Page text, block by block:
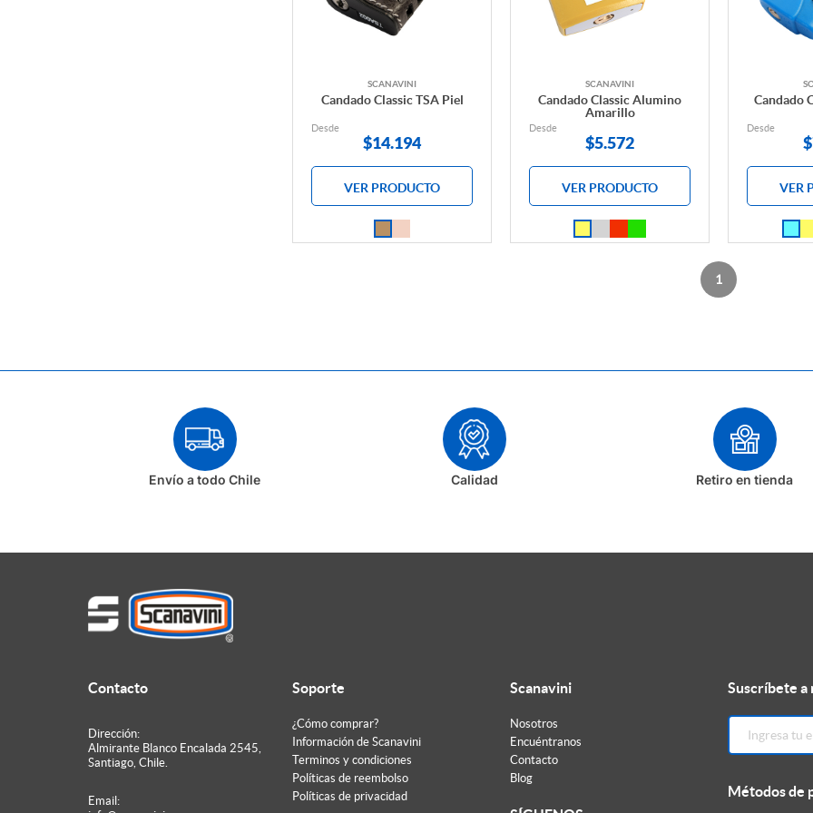
SCANAVINI
Candado Classic TSA Piel
Desde
$14.194
VER PRODUCTO
SCANAVINI
Candado Classic Alumino
Amarillo
Desde
$5.572
VER PRODUCTO
Candado
Desde
$
VER
1
Envío a todo Chile Calidad Retiro en tienda
Contacto
Dirección:
Almirante Blanco Encalada 2545,
Santiago, Chile.
Email:
Soporte
¿Cómo comprar?
Información de Scanavini
Terminos y condiciones
Políticas de reembolso
Políticas de privacidad
Scanavini
Nosotros
Encuéntranos
Contacto
Blog
Suscríbete
Métodos de